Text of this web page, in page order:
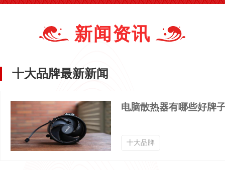
显示器品牌排行榜 电源品牌排行榜
电路板品牌排行榜 配件品牌排行榜
散热底座品牌排行榜
新闻资讯
十大品牌最新新闻
电脑散热器有哪些好牌
十大品牌